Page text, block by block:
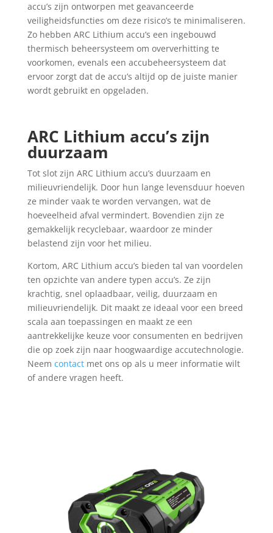
accu’s zijn ontworpen met geavanceerde
veiligheidsfuncties om deze risico’s te minimaliseren.
Zo hebben ARC Lithium accu’s een ingebouwd
thermisch beheersysteem om oververhitting te
voorkomen, evenals een accubeheersysteem dat
ervoor zorgt dat de accu’s altijd op de juiste manier
wordt gebruikt en opgeladen.
ARC Lithium accu’s zijn
duurzaam
Tot slot zijn ARC Lithium accu’s duurzaam en
milieuvriendelijk. Door hun lange levensduur hoeven
ze minder vaak te worden vervangen, wat de
hoeveelheid afval vermindert. Bovendien zijn ze
gemakkelijk recyclebaar, waardoor ze minder
belastend zijn voor het milieu.
Kortom, ARC Lithium accu’s bieden tal van voordelen
ten opzichte van andere typen accu’s. Ze zijn
krachtig, snel oplaadbaar, veilig, duurzaam en
milieuvriendelijk. Dit maakt ze ideaal voor een breed
scala aan toepassingen en maakt ze een
aantrekkelijke keuze voor consumenten en bedrijven
die op zoek zijn naar hoogwaardige accutechnologie.
Neem contactmet ons op als u meer informatie wilt
of andere vragen heeft.